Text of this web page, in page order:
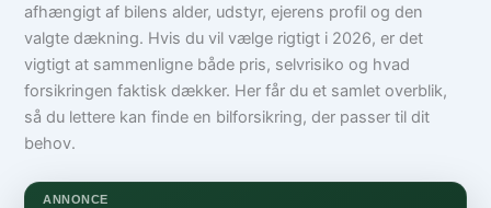
afhængigt af bilens alder, udstyr, ejerens profil og den
valgte dækning. Hvis du vil vælge rigtigt i 2026, er det
vigtigt at sammenligne både pris, selvrisiko og hvad
forsikringen faktisk dækker. Her får du et samlet overblik,
så du lettere kan finde en bilforsikring, der passer til dit
behov.
ANNONCE